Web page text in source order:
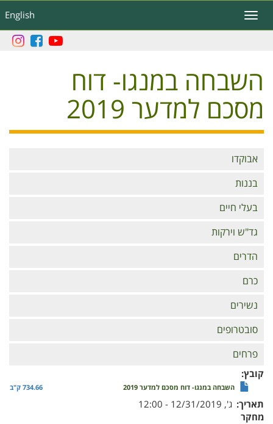
לתוכן
העיקרי
English
Toggle
navigation
השבחה במנגו- דוח
מסכם למדער 2019
Branches
אבוקדו
בננות
בעלי חיים
גד"ש וירקות
הדרים
כרם
נשירים
סובטרופים
פרחים
קובץ
השבחה במנגו- דוח מסכם למדער 2019 734.66 ק"ב
תאריך ג', 12/31/2019 - 12:00
מחקר